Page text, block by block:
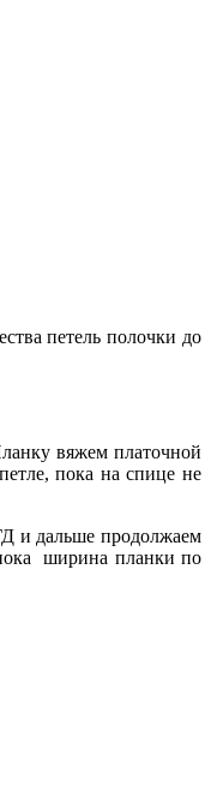
петель полочки до
вяжем платочной
пока на спице не
и дальше продолжаем
ширина планки по